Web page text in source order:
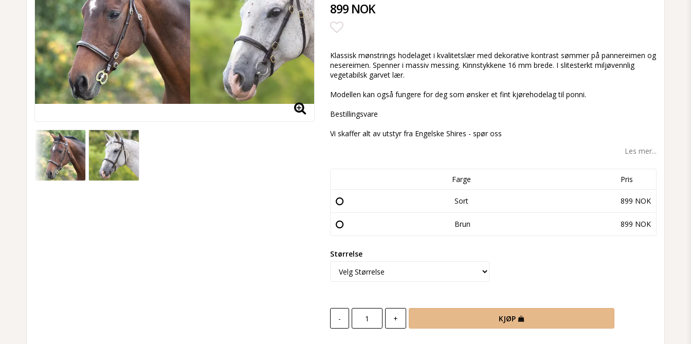
899 NOK
Add to list of favorites
Klassisk mønstrings hodelaget i kvalitetslær med dekorative kontrast sømmer på pannereimen og
nesereimen. Spenner i massiv messing. Kinnstykkene 16 mm brede. I slitesterkt miljøvennlig
vegetabilsk garvet lær.
Modellen kan også fungere for deg som ønsker et fint kjørehodelag til ponni.
Bestillingsvare
Vi skaffer alt av utstyr fra Engelske Shires - spør oss
Les mer...
Farge Pris
Sort 899 NOK
Brun 899 NOK
Størrelse
- + KJØP